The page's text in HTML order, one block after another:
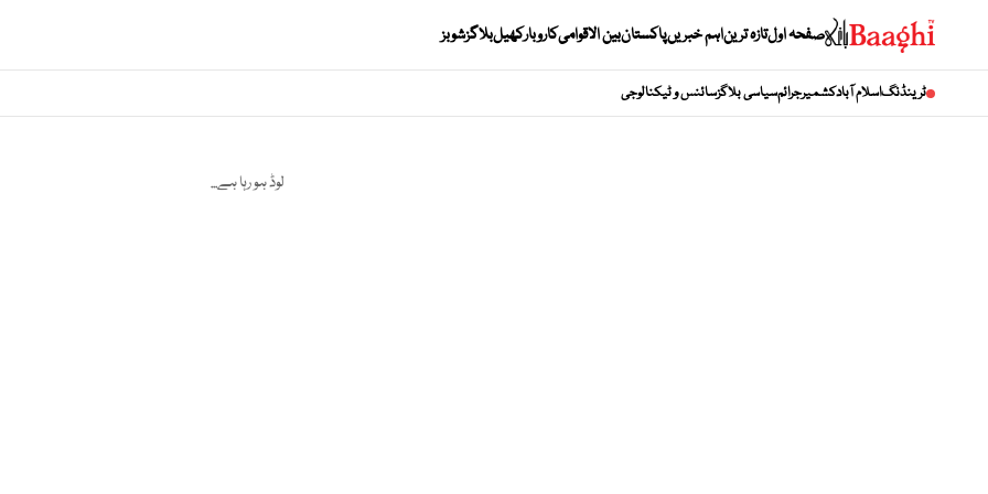
صفحہ اولتازہ تریناہم خبریںپاکستانبین الاقوامیکاروبارکھیلبلاگزشوبز
ٹرینڈنگاسلام آبادکشمیرجرائمسیاسی بلاگزسائنس و ٹیکنالوجی
لوڈ ہو رہا ہے...